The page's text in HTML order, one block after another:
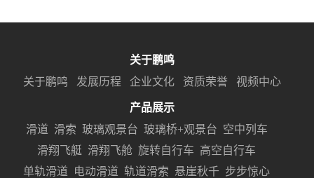
关于鹏鸣
关于鹏鸣
发展历程 企业文化 资质荣誉 视频中心
产品展示
滑道 滑索 玻璃观景台 玻璃桥+观景台 空中列车
滑翔飞艇 滑翔飞舱 旋转自行车 高空自行车
单轨滑道
电动滑道 轨道滑索 悬崖秋千 步步惊心